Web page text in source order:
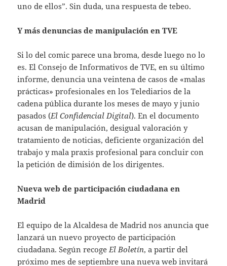
uno de ellos”. Sin duda, una respuesta de tebeo.
Y más denuncias de manipulación en TVE
Si lo del comic parece una broma, desde luego no lo
es. El Consejo de Informativos de TVE, en su último
informe, denuncia una veintena de casos de «malas
prácticas» profesionales en los Telediarios de la
cadena pública durante los meses de mayo y junio
pasados (El Confidencial Digital). En el documento
acusan de manipulación, desigual valoración y
tratamiento de noticias, deficiente organización del
trabajo y mala praxis profesional para concluir con
la petición de dimisión de los dirigentes.
Nueva web de participación ciudadana en
Madrid
El equipo de la Alcaldesa de Madrid nos anuncia que
lanzará un nuevo proyecto de participación
ciudadana. Según recogeEl Boletín, a partir del
próximo mes de septiembre una nueva web invitará